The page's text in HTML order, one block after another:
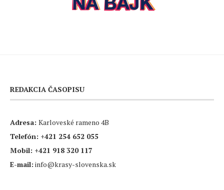
REDAKCIA ČASOPISU
Adresa: Karloveské rameno 4B
Telefón: +421 254 652 055
Mobil: +421 918 320 117
E-mail: info@krasy-slovenska.sk